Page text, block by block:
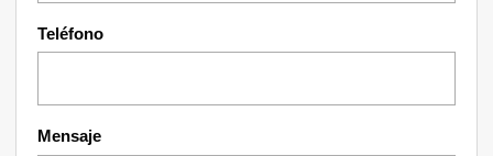
Teléfono
Mensaje